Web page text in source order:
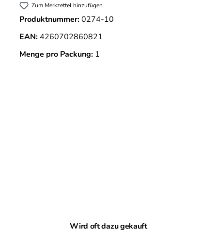
Zum Merkzettel hinzufügen
Produktnummer:0274-10
EAN:4260702860821
Menge pro Packung: 1
Produktgalerie überspringen
Wird oft dazu gekauft